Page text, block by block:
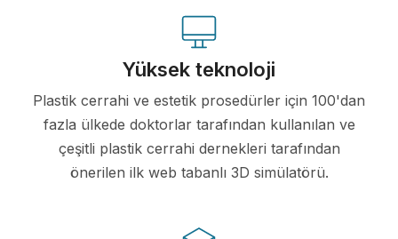
Yüksek teknoloji
Plastik cerrahi ve estetik prosedürler için 100'dan
fazla ülkede doktorlar tarafından kullanılan ve
çeşitli plastik cerrahi dernekleri tarafından
önerilen ilk web tabanlı 3D simülatörü.